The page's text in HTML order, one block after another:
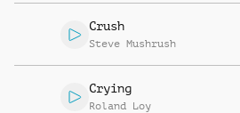
Crush
Steve Mushrush
Crying
Roland Loy